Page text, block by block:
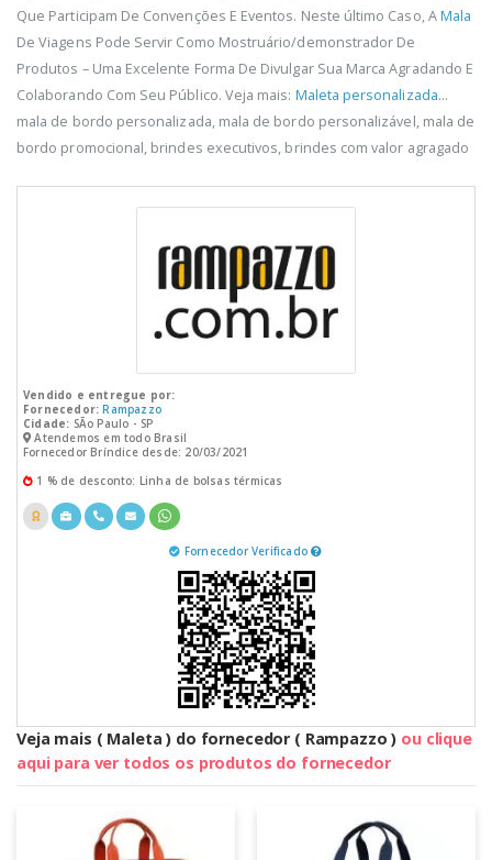
Que Participam De Convenções E Eventos. Neste último Caso, AMala
De Viagens Pode Servir Como Mostruário/demonstrador De
Produtos – Uma Excelente Forma De Divulgar Sua Marca Agradando E
Colaborando Com Seu Público. Veja mais: Maleta personalizada...
mala de bordo personalizada, mala de bordo personalizável, mala de
bordo promocional, brindes executivos, brindes com valor agragado
Vendido e entregue por:
Fornecedor: Rampazzo
Cidade: SÃo Paulo - SP
Atendemos em todo Brasil
Fornecedor Bríndice desde: 20/03/2021
1 % de desconto: Linha de bolsas térmicas
Fornecedor Verificado
Veja mais ( Maleta ) do fornecedor ( Rampazzo ) ou clique
aqui para ver todos os produtos do fornecedor